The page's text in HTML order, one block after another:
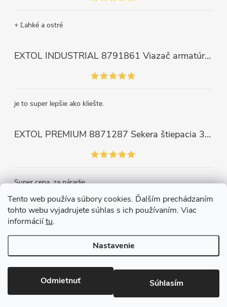
Tento web používa súbory cookies. Ďalším prechádzaním
tohto webu vyjadrujete súhlas s ich používaním. Viac
informáciítu.
Nastavenie
Odmietnuť Súhlasím
+ Ľahké a ostré
EXTOL INDUSTRIAL 8791861 Viazač armatúr aku Share20V, bez aku, drôt 0,8mm, oko 8-34mm, bezuhlíkový motor
je to super lepšie ako kliešte.
EXTOL PREMIUM 8871287 Sekera štiepacia 3500g, nylónová násada 910mm
Super cena, za náradie.
Copyright 2026Železiarstvo Páleník, s.r.o.. Všetky práva vyhradené.
Upraviť nastavenie cookies